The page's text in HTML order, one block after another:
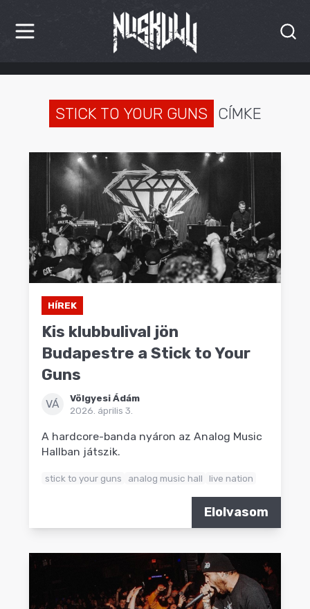
HÍREK
KRITIKÁK
INTERJÚK
PREMIEREK
KULT
MÁSVILÁG
BLOG
STICK TO YOUR GUNS CÍMKE
HÍREK
Kis klubbulival jön
Budapestre a Stick to Your
Guns
VÁ
Völgyesi Ádám
2026. április 3.
A hardcore-banda nyáron az Analog Music
Hallban játszik.
stick to your guns analog music hall live nation
Elolvasom